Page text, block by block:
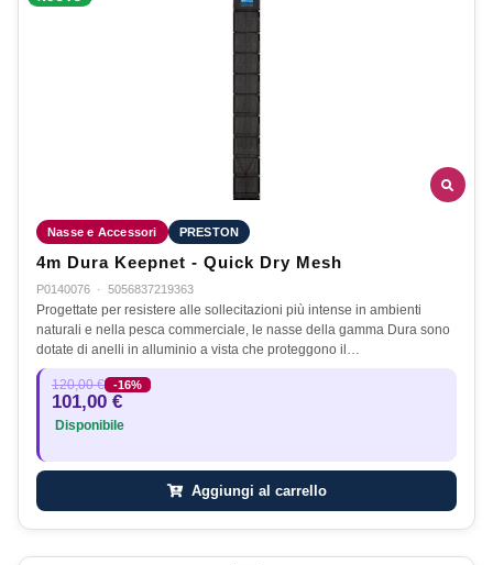
Nasse e Accessori PRESTON
4m Dura Keepnet - Quick Dry Mesh
P0140076 · 5056837219363
Progettate per resistere alle sollecitazioni più intense in ambienti
naturali e nella pesca commerciale, le nasse della gamma Dura sono
dotate di anelli in alluminio a vista che proteggono il…
120,00 € -16%
101,00 €
Disponibile
Aggiungi al carrello